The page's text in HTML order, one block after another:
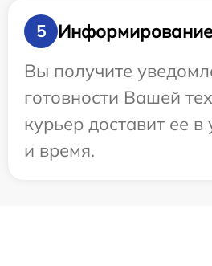
5
Информирование
Вы получите
готовности Вашей
курьер доставит ее
и время.